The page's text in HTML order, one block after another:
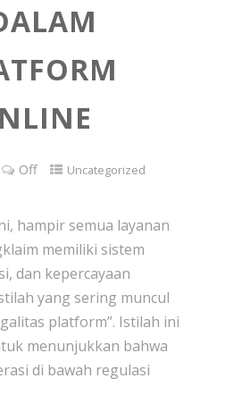
Off Uncategorized
hampir semua layanan
memiliki sistem
dan kepercayaan
yang sering muncul
platform”. Istilah ini
menunjukkan bahwa
di bawah regulasi